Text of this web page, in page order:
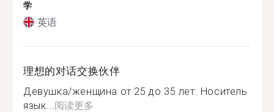
学
英语
理想的对话交换伙伴
Девушка/женщина от 25 до 35 лет. Носитель
язык... 阅读更多